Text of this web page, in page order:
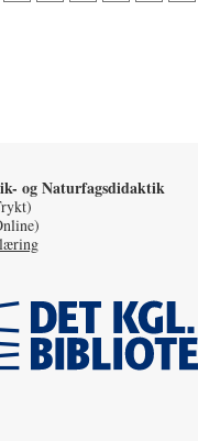
og Naturfagsdidaktik